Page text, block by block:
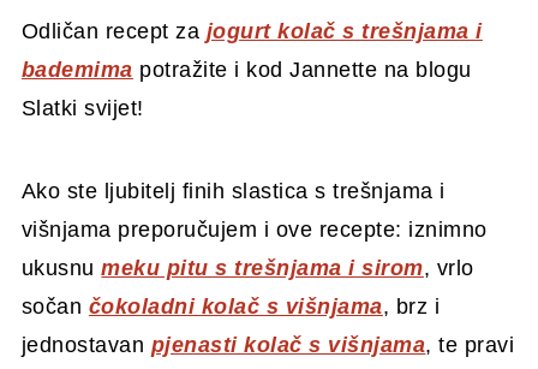
Odličan recept za jogurt kolač s trešnjama i
bademima potražite i kod Jannette na blogu
Slatki svijet!
Ako ste ljubitelj finih slastica s trešnjama i
višnjama preporučujem i ove recepte: iznimno
ukusnumeku pitu s trešnjama i sirom, vrlo
sočan čokoladni kolač s višnjama, brz i
jednostavan pjenasti kolač s višnjama, te pravi